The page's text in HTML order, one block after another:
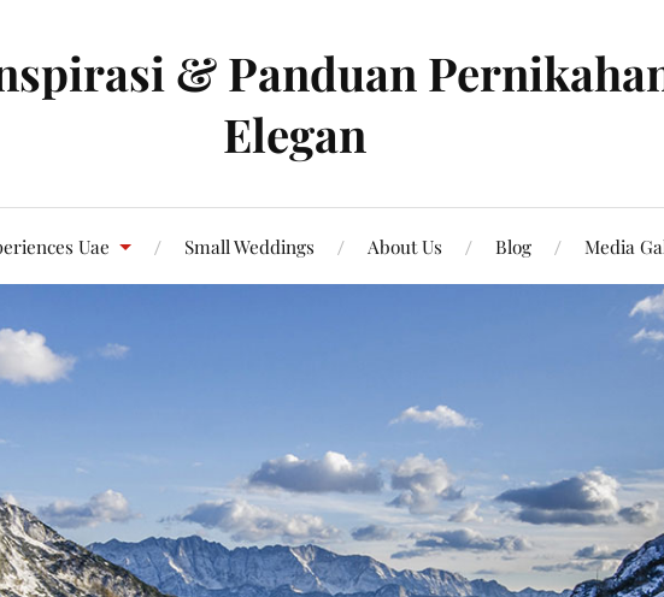
& Panduan
Elegan
Uae Small Weddings About Us Blog Media